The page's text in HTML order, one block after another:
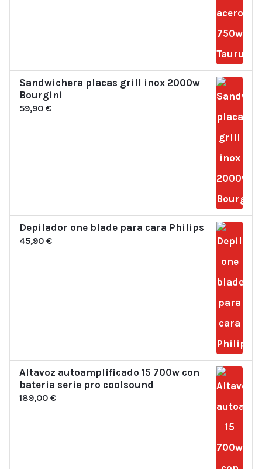
Sandwichera placas grill inox 2000w
Bourgini
59,90 €
Depilador one blade para cara Philips
45,90 €
Altavoz autoamplificado 15 700w con
bateria serie pro coolsound
189,00 €